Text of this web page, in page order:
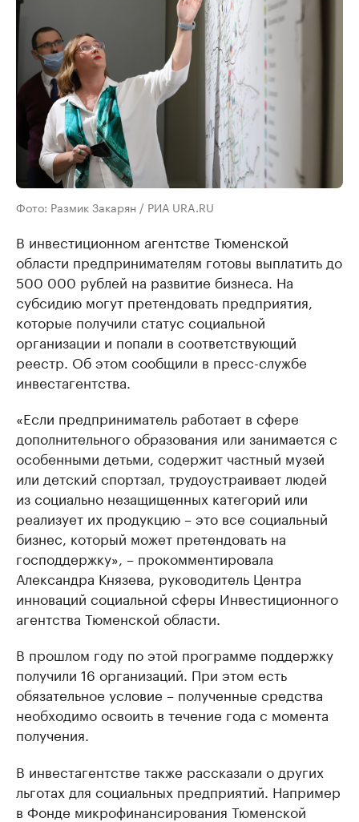
Фото: Размик Закарян / РИА URA.RU
В инвестиционном агентстве Тюменской
области предпринимателям готовы выплатить до
500 000 рублей на развитие бизнеса. На
субсидию могут претендовать предприятия,
которые получили статус социальной
организации и попали в соответствующий
реестр. Об этом сообщили в пресс-службе
инвестагентства.
«Если предприниматель работает в сфере
дополнительного образования или занимается с
особенными детьми, содержит частный музей
или детский спортзал, трудоустраивает людей
из социально незащищенных категорий или
реализует их продукцию – это все социальный
бизнес, который может претендовать на
господдержку», – прокомментировала
Александра Князева, руководитель Центра
инноваций социальной сферы Инвестиционного
агентства Тюменской области.
В прошлом году по этой программе поддержку
получили 16 организаций. При этом есть
обязательное условие – полученные средства
необходимо освоить в течение года с момента
получения.
В инвестагентстве также рассказали о других
льготах для социальных предприятий. Например
в Фонде микрофинансирования Тюменской